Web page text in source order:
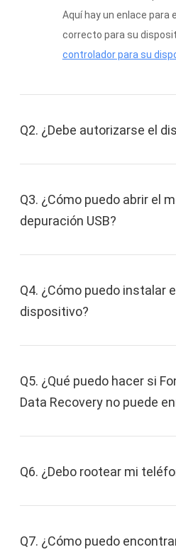
Aquí hay un enlace
correcto para su
controlador para su
Q2. ¿Debe autorizarse el
Q3. ¿Cómo puedo abrir el
depuración USB?
Q4. ¿Cómo puedo instalar
dispositivo?
Q5. ¿Qué puedo hacer si
Data Recovery no puede
Q6. ¿Debo rootear mi
Q7. ¿Cómo puedo